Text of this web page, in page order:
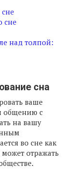
сне
над толпой:
сна
ваше
общению с
на вашу
во сне как
отражать